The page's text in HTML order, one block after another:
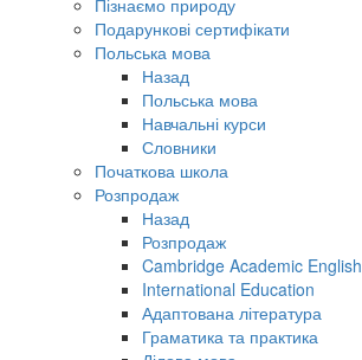
Пізнаємо природу
Подарункові сертифікати
Польська мова
Назад
Польська мова
Навчальні курси
Словники
Початкова школа
Розпродаж
Назад
Розпродаж
Cambridge Academic English
International Education
Адаптована література
Граматика та практика